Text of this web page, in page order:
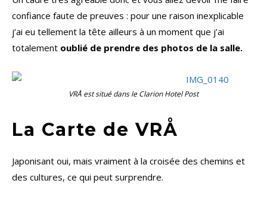
confiance faute de preuves : pour une raison inexplicable
j’ai eu tellement la tête ailleurs à un moment que j’ai
totalement oublié de prendre des photos de la salle.
VRÅ est situé dans le Clarion Hotel Post
La Carte de VRÅ
Japonisant oui, mais vraiment à la croisée des chemins et
des cultures, ce qui peut surprendre.